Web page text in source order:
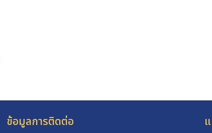
ข้อมูลการติดต่อ